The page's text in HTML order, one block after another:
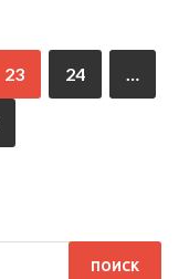
23 24 …